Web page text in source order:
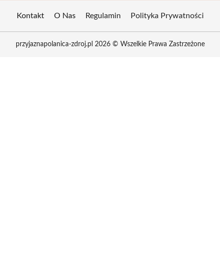
Kontakt O Nas Regulamin Polityka Prywatności
przyjaznapolanica-zdroj.pl 2026 © Wszelkie Prawa Zastrzeżone